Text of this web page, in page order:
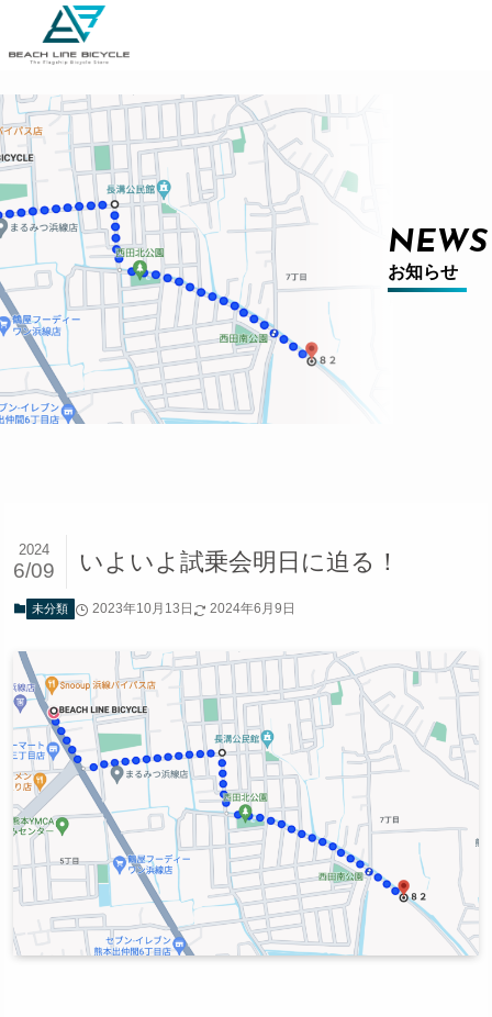
NEWS
お知らせ
いよいよ試乗会明日に迫る！
2024
6/09
未分類 2023年10月13日 2024年6月9日